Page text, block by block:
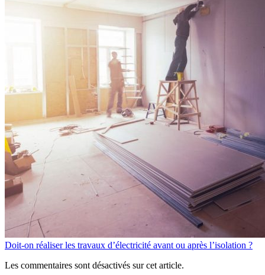
Doit-on réaliser les travaux d’électricité avant ou après l’isolation ?
Les commentaires sont désactivés sur cet article.